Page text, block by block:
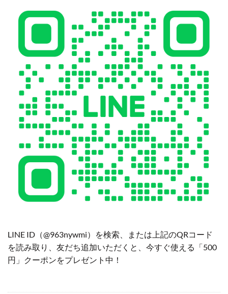
LINE ID（@963nywmi）を検索、または上記のQRコード
を読み取り、友だち追加いただくと、今すぐ使える「500
円」クーポンをプレゼント中！